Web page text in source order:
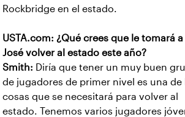
Rockbridge en el estado.
USTA.com: ¿Qué crees que le tomará a
José volver al estado este año?
Smith: Diría que tener un muy buen
de jugadores de primer nivel es una de
cosas que se necesitará para volver al
estado. Tenemos varios jugadores